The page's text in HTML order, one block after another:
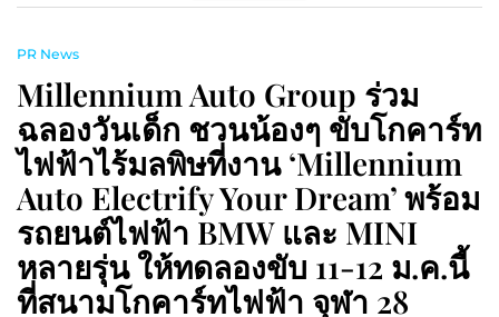
PR News
Millennium Auto Group ร่วม
ฉลองวันเด็ก ชวนน้องๆ ขับโกคาร์ท
ไฟฟ้าไร้มลพิษที่งาน ‘Millennium
Auto Electrify Your Dream’ พร้อม
รถยนต์ไฟฟ้า BMW และ MINI
หลายรุ่น ให้ทดลองขับ 11-12 ม.ค.นี้
ที่สนามโกคาร์ทไฟฟ้า จุฬา 28